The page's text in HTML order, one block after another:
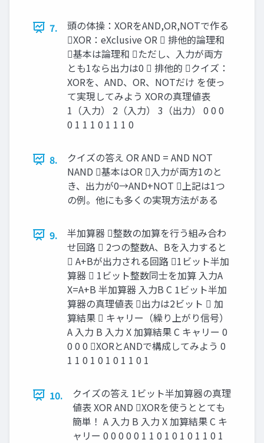
7.
頭の体操：XORをAND,OR,NOTで作る
XOR：eXclusive OR  排他的論理和
基本は論理和 ただし、入力が両方
とも1なら出力は0  排他的 クイズ：
XORを、AND、OR、NOTだけ を使っ
て実現してみよう XORの真理値表
1（入力） 2（入力） 3（出力） 0 0 0
0 1 1 1 0 1 1 1 0
8.
クイズの答え OR AND = AND NOT
NAND 基本はOR 入力が両方1のと
き、出力が0→AND+NOT 上記は1つ
の例。他にも多くの実現方法がある
9.
半加算器 整数の加算を行う組み合わ
せ回路  2つの整数A、Bを入力すると
 A+Bが出力される回路 1ビット半加
算器  1ビット整数同士を加算 入力A
X=A+B 半加算器 入力B C 1ビット半加
算器の真理値表 出力は2ビット  加
算結果  キャリー（繰り上がり信号）
A 入力 B 入力 X 加算結果 C キャリー 0
0 0 0 XORとANDで構成してみよう 0
1 1 0 1 0 1 0 1 1 0 1
10.
クイズの答え 1ビット半加算器の真理
値表 XOR AND XORを使うととても
簡単！ A 入力 B 入力 X 加算結果 C キ
ャリー 0 0 0 0 0 1 1 0 1 0 1 0 1 1 0 1